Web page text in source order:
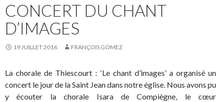
CONCERT DU CHANT
D’IMAGES
19 JUILLET 2016 FRANÇOIS GOMEZ
La chorale de Thiescourt : ‘Le chant d’images’ a organisé un
concert le jour de la Saint Jean dans notre église. Nous avons pu
y écouter la chorale Isara de Compiègne, le cœur